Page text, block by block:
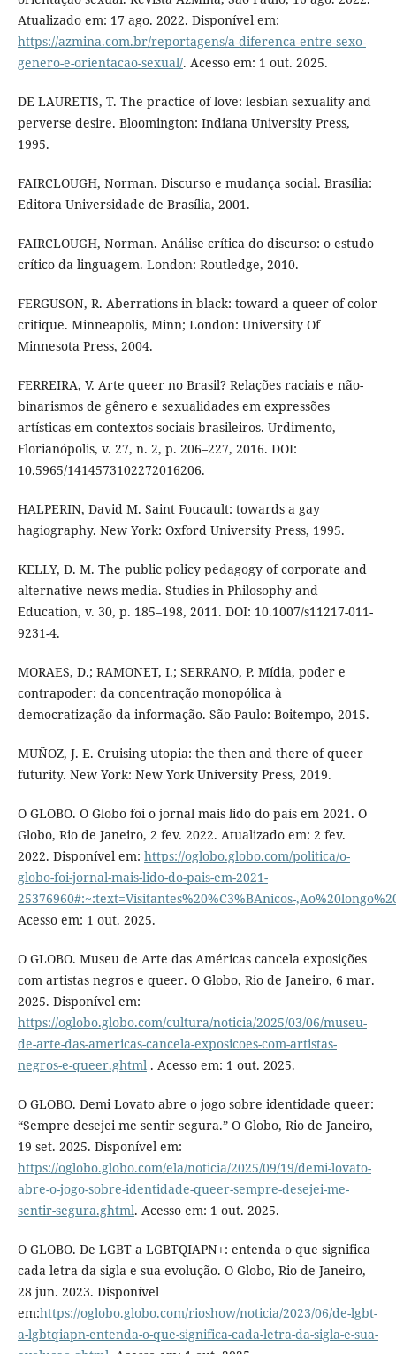
Atualizado em: 17 ago. 2022. Disponível em:
https://azmina.com.br/reportagens/a-diferenca-entre-sexo-
genero-e-orientacao-sexual/. Acesso em: 1 out. 2025.
DE LAURETIS, T. The practice of love: lesbian sexuality and
perverse desire. Bloomington: Indiana University Press,
1995.
FAIRCLOUGH, Norman. Discurso e mudança social. Brasília:
Editora Universidade de Brasília, 2001.
FAIRCLOUGH, Norman. Análise crítica do discurso: o estudo
crítico da linguagem. London: Routledge, 2010.
FERGUSON, R. Aberrations in black: toward a queer of color
critique. Minneapolis, Minn; London: University Of
Minnesota Press, 2004.
FERREIRA, V. Arte queer no Brasil? Relações raciais e não-
binarismos de gênero e sexualidades em expressões
artísticas em contextos sociais brasileiros. Urdimento,
Florianópolis, v. 27, n. 2, p. 206–227, 2016. DOI:
10.5965/1414573102272016206.
HALPERIN, David M. Saint Foucault: towards a gay
hagiography. New York: Oxford University Press, 1995.
KELLY, D. M. The public policy pedagogy of corporate and
alternative news media. Studies in Philosophy and
Education, v. 30, p. 185–198, 2011. DOI: 10.1007/s11217-011-
9231-4.
MORAES, D.; RAMONET, I.; SERRANO, P. Mídia, poder e
contrapoder: da concentração monopólica à
democratização da informação. São Paulo: Boitempo, 2015.
MUÑOZ, J. E. Cruising utopia: the then and there of queer
futurity. New York: New York University Press, 2019.
O GLOBO. O Globo foi o jornal mais lido do país em 2021. O
Globo, Rio de Janeiro, 2 fev. 2022. Atualizado em: 2 fev.
2022. Disponível em: https://oglobo.globo.com/politica/o-
globo-foi-jornal-mais-lido-do-pais-em-2021-
25376960#:~:text=Visitantes%20%C3%BAnicos-
Acesso em: 1 out. 2025.
O GLOBO. Museu de Arte das Américas cancela exposições
com artistas negros e queer. O Globo, Rio de Janeiro, 6 mar.
2025. Disponível em:
https://oglobo.globo.com/cultura/noticia/2025/03/06/museu-
de-arte-das-americas-cancela-exposicoes-com-artistas-
negros-e-queer.ghtml. Acesso em: 1 out. 2025.
O GLOBO. Demi Lovato abre o jogo sobre identidade queer:
“Sempre desejei me sentir segura.” O Globo, Rio de Janeiro,
19 set. 2025. Disponível em:
https://oglobo.globo.com/ela/noticia/2025/09/19/demi-lovato-
abre-o-jogo-sobre-identidade-queer-sempre-desejei-me-
sentir-segura.ghtml. Acesso em: 1 out. 2025.
O GLOBO. De LGBT a LGBTQIAPN+: entenda o que significa
cada letra da sigla e sua evolução. O Globo, Rio de Janeiro,
28 jun. 2023. Disponível
em:https://oglobo.globo.com/rioshow/noticia/2023/06/de-lgbt-
a-lgbtqiapn-entenda-o-que-significa-cada-letra-da-sigla-e-sua-